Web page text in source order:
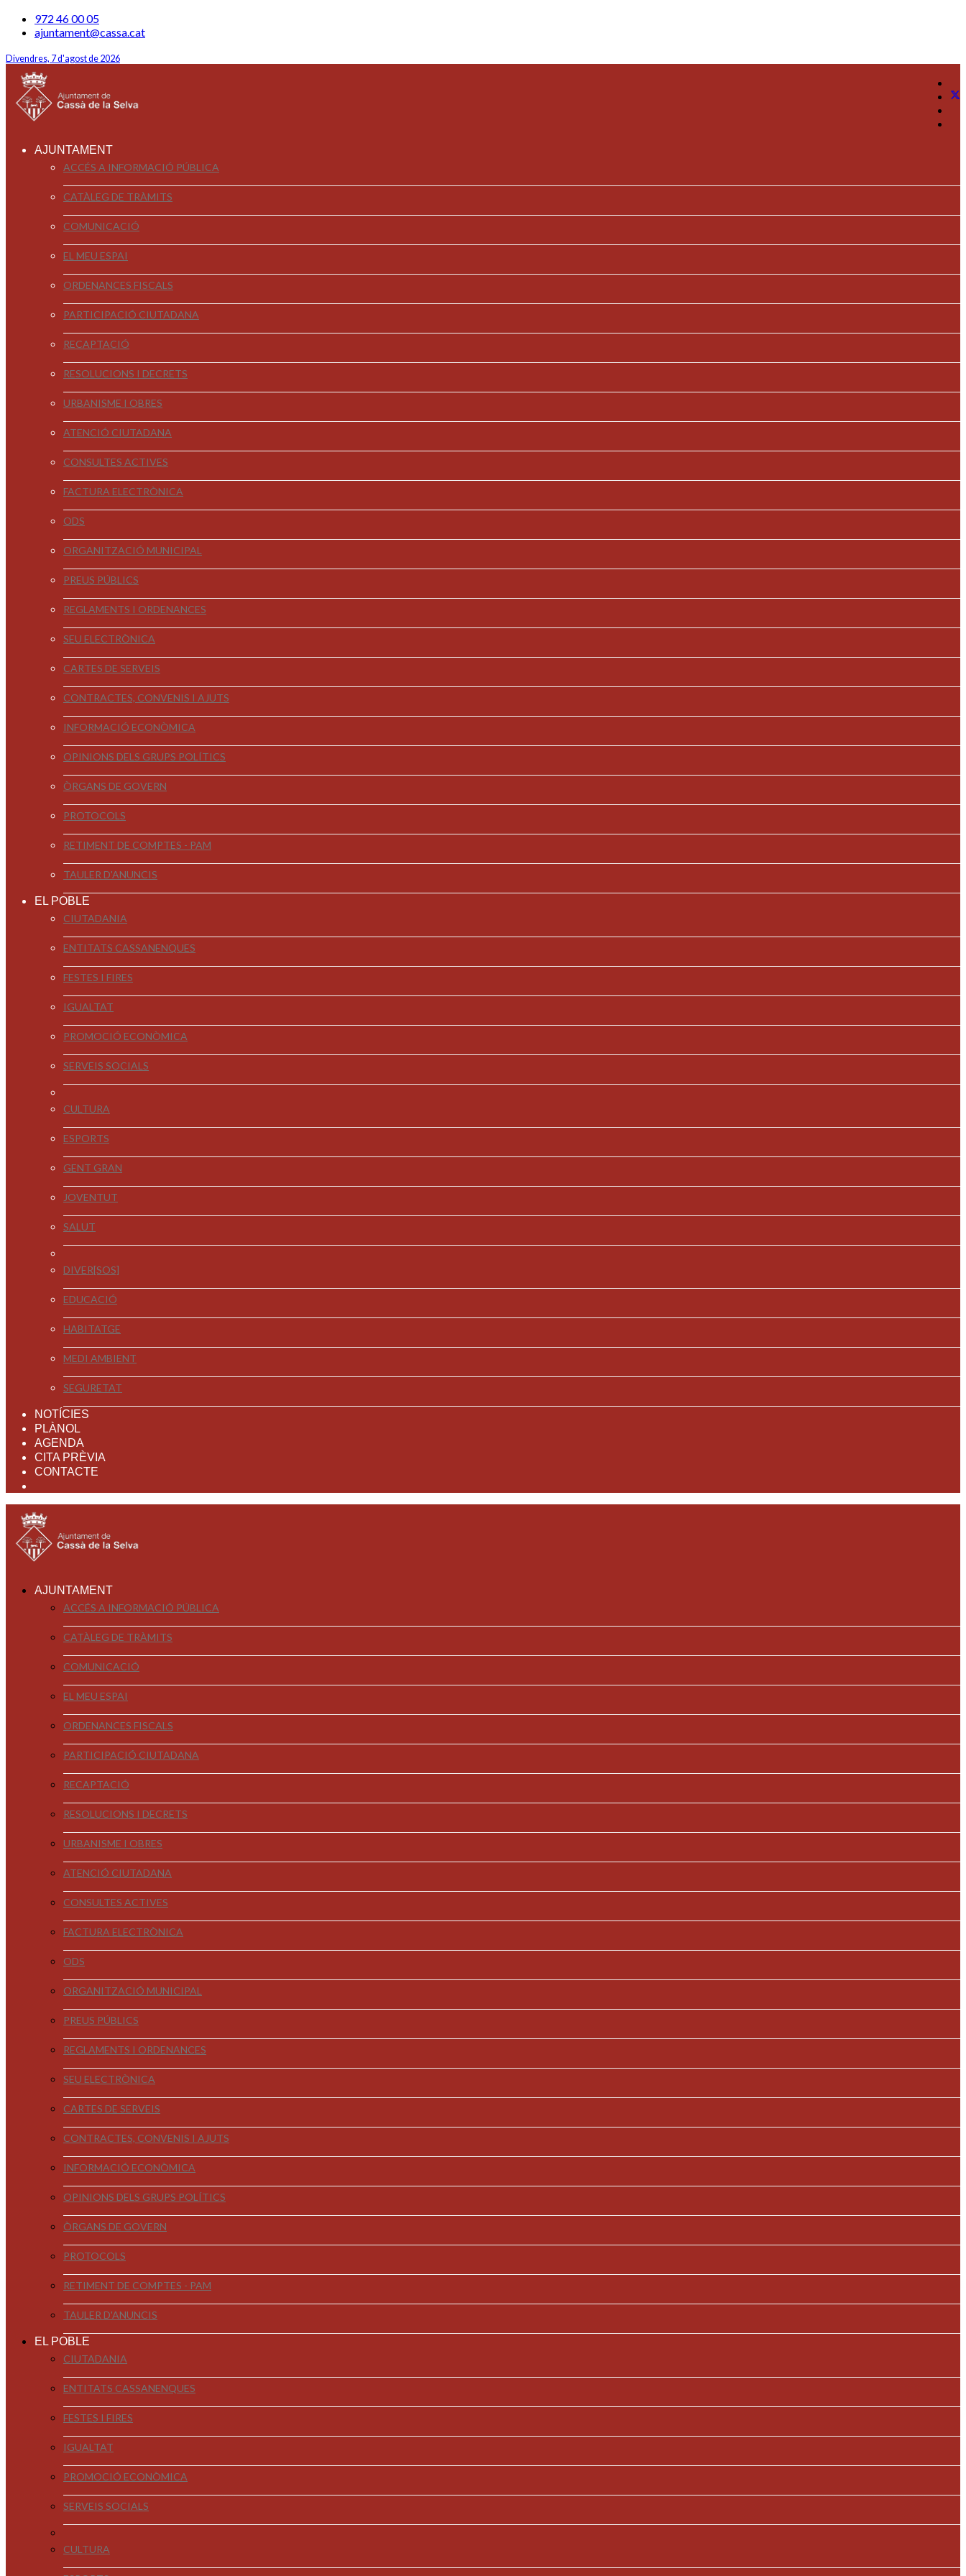
972 46 00 05
ajuntament@cassa.cat
Divendres, 7 d'agost de 2026
AJUNTAMENT
ACCÉS A INFORMACIÓ PÚBLICA
CATÀLEG DE TRÀMITS
COMUNICACIÓ
EL MEU ESPAI
ORDENANCES FISCALS
PARTICIPACIÓ CIUTADANA
RECAPTACIÓ
RESOLUCIONS I DECRETS
URBANISME I OBRES
ATENCIÓ CIUTADANA
CONSULTES ACTIVES
FACTURA ELECTRÒNICA
ODS
ORGANITZACIÓ MUNICIPAL
PREUS PÚBLICS
REGLAMENTS I ORDENANCES
SEU ELECTRÒNICA
CARTES DE SERVEIS
CONTRACTES, CONVENIS I AJUTS
INFORMACIÓ ECONÒMICA
OPINIONS DELS GRUPS POLÍTICS
ÒRGANS DE GOVERN
PROTOCOLS
RETIMENT DE COMPTES - PAM
TAULER D'ANUNCIS
EL POBLE
CIUTADANIA
ENTITATS CASSANENQUES
FESTES I FIRES
IGUALTAT
PROMOCIÓ ECONÒMICA
SERVEIS SOCIALS
CULTURA
ESPORTS
GENT GRAN
JOVENTUT
SALUT
DIVER[SOS]
EDUCACIÓ
HABITATGE
MEDI AMBIENT
SEGURETAT
NOTÍCIES
PLÀNOL
AGENDA
CITA PRÈVIA
CONTACTE
AJUNTAMENT
ACCÉS A INFORMACIÓ PÚBLICA
CATÀLEG DE TRÀMITS
COMUNICACIÓ
EL MEU ESPAI
ORDENANCES FISCALS
PARTICIPACIÓ CIUTADANA
RECAPTACIÓ
RESOLUCIONS I DECRETS
URBANISME I OBRES
ATENCIÓ CIUTADANA
CONSULTES ACTIVES
FACTURA ELECTRÒNICA
ODS
ORGANITZACIÓ MUNICIPAL
PREUS PÚBLICS
REGLAMENTS I ORDENANCES
SEU ELECTRÒNICA
CARTES DE SERVEIS
CONTRACTES, CONVENIS I AJUTS
INFORMACIÓ ECONÒMICA
OPINIONS DELS GRUPS POLÍTICS
ÒRGANS DE GOVERN
PROTOCOLS
RETIMENT DE COMPTES - PAM
TAULER D'ANUNCIS
EL POBLE
CIUTADANIA
ENTITATS CASSANENQUES
FESTES I FIRES
IGUALTAT
PROMOCIÓ ECONÒMICA
SERVEIS SOCIALS
CULTURA